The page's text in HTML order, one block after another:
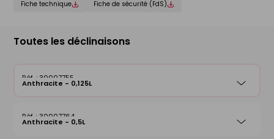
Fiche technique Fiche de sécurité (FdS)
Toutes les déclinaisons
30007755
Anthracite - 0,125L
30007764
Anthracite - 0,5L